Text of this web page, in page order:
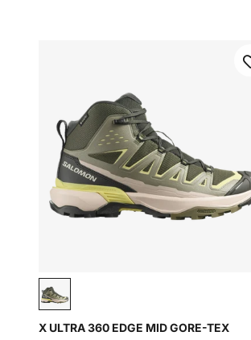
Olive Night / Aloe / Endive
X ULTRA 360 EDGE MID GORE-TEX